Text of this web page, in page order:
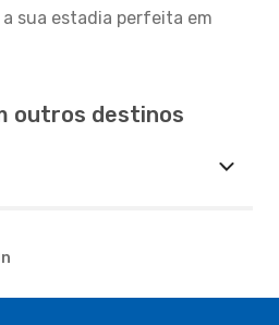
sua estadia perfeita em
outros destinos